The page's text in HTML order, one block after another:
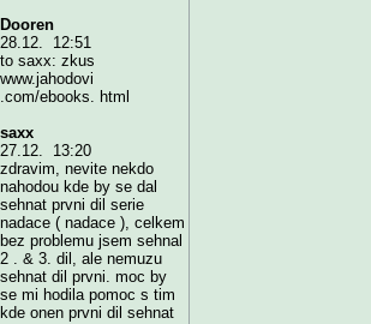
Dooren
28.12. 12:51
to saxx: zkus
www.jahodovi
.com/ebooks. html
saxx
27.12. 13:20
zdravim, nevite nekdo
nahodou kde by se dal
sehnat prvni dil serie
nadace ( nadace ), celkem
bez problemu jsem sehnal
2 . & 3. dil, ale nemuzu
sehnat dil prvni. moc by
se mi hodila pomoc s tim
kde onen prvni dil sehnat